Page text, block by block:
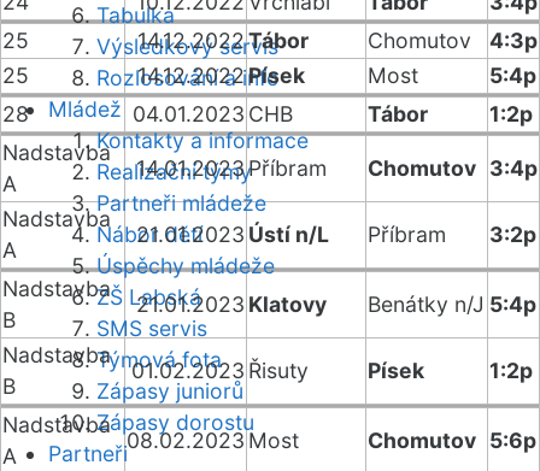
Tabulka
Výsledkový servis
Rozlosování a info
Mládež
Kontakty a informace
Realizační týmy
Partneři mládeže
Nábor dětí
Úspěchy mládeže
ZŠ Labská
SMS servis
Týmová fota
Zápasy juniorů
Zápasy dorostu
Partneři
25
14.12.2022Tábor Chomutov
4:3p
25
14.12.2022Písek Most
5:4p
28
04.01.2023 CHB Tábor
1:2p
Nadstavba
A
14.01.2023Příbram Chomutov 3:4p
Nadstavba
A
21.01.2023 Ústí n/L Příbram 3:2p
Nadstavba
B
21.01.2023 Klatovy Benátky n/J 5:4p
Nadstavba
B
01.02.2023 Řisuty Písek 1:2p
Nadstavba
A
08.02.2023 Most Chomutov 5:6p